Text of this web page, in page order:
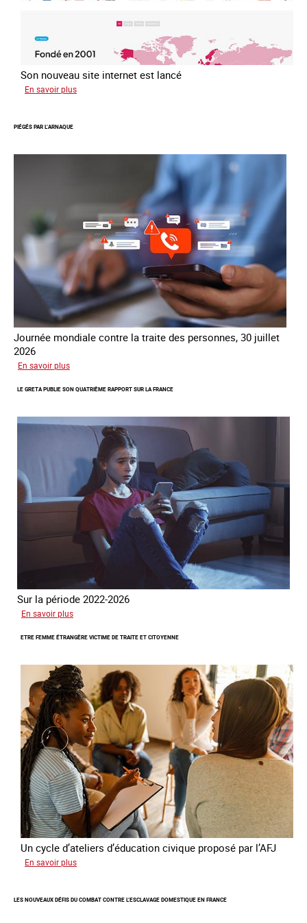
Son nouveau site internet est lancé
En savoir plus
la
PIÉGÉS PAR L’ARNAQUE
Journée mondiale contre la traite des personnes, 30 juillet
2026
En savoir plus
par
LE GRETA PUBLIE SON QUATRIÈME RAPPORT SUR LA FRANCE
Sur la période 2022-2026
En savoir plus
GRETA
son
quatrième
rapport
sur
la
France
ETRE FEMME ÉTRANGÈRE VICTIME DE TRAITE ET CITOYENNE
Un cycle d’ateliers d’éducation civique proposé par l’AFJ
En savoir plus
étrangère
LES NOUVEAUX DÉFIS DU COMBAT CONTRE L’ESCLAVAGE DOMESTIQUE EN FRANCE